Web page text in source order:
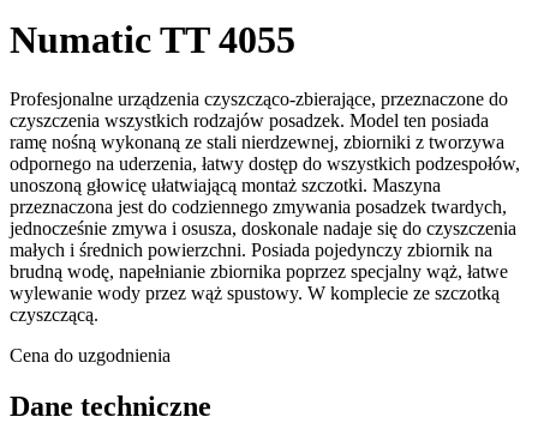
Numatic TT 4055
Profesjonalne urządzenia czyszcząco-zbierające, przeznaczone do
czyszczenia wszystkich rodzajów posadzek. Model ten posiada
ramę nośną wykonaną ze stali nierdzewnej, zbiorniki z tworzywa
odpornego na uderzenia, łatwy dostęp do wszystkich podzespołów,
unoszoną głowicę ułatwiającą montaż szczotki. Maszyna
przeznaczona jest do codziennego zmywania posadzek twardych,
jednocześnie zmywa i osusza, doskonale nadaje się do czyszczenia
małych i średnich powierzchni. Posiada pojedynczy zbiornik na
brudną wodę, napełnianie zbiornika poprzez specjalny wąż, łatwe
wylewanie wody przez wąż spustowy. W komplecie ze szczotką
czyszczącą.
Cena do uzgodnienia
Dane techniczne